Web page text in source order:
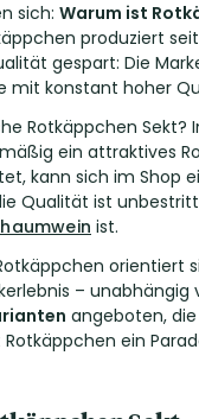
sich: Warum ist
produziert
gespart: Die
mit konstant hoher
Rotkäppchen
ein attraktives
kann sich im Shop
Qualität ist
ist.
–
angeboten,
ein